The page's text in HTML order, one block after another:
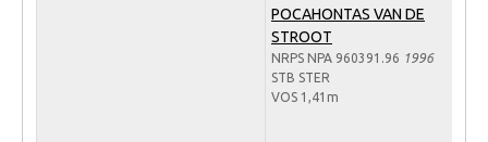
AANMELDEN HENGSTENKEURING ONDER HET
Verrichtingsonderzoek 2025-2026
POCAHONTAS VAN DE
STROOT
NRPS NPA 960391.96 1996
STB STER
VOS 1,41m